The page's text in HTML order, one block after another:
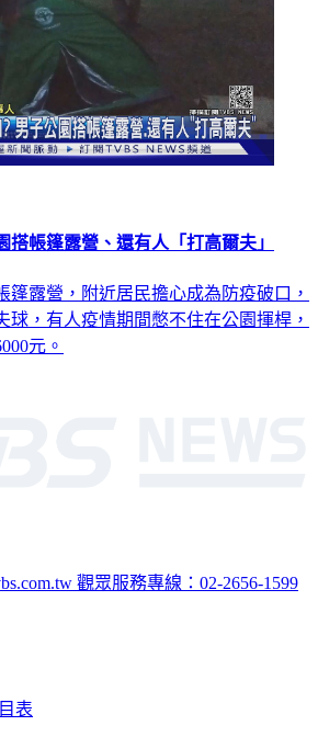
帳篷露營、還有人「打高爾夫」
篷露營，附近居民擔心成為防疫破口，
球，有人疫情期間憋不住在公園揮桿，
元。
觀眾服務專線：02-2656-1599
表